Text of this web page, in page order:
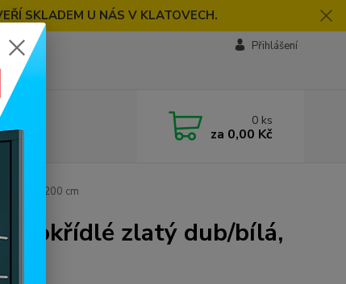
SKLADEM U NÁS V KLATOVECH.
Přihlášení
0 ks
za 0,00 Kč
90x200 cm
zlatý dub/bílá,